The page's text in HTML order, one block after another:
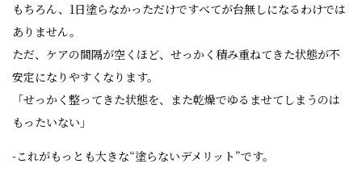
もちろん、1日塗らなかっただけですべてが台無しになるわけでは
ありません。
ただ、ケアの間隔が空くほど、せっかく積み重ねてきた状態が不
安定になりやすくなります。
「せっかく整ってきた状態を、また乾燥でゆるませてしまうのは
もったいない」
-これがもっとも大きな“塗らないデメリット”です。